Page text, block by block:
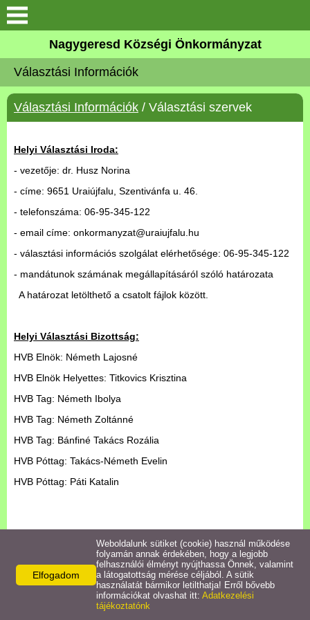
Keresés
Bemutatkozás
Elérhetőségek
Képek
Választási Információk
Hírek
Bursa Hungarica Pályázat
Népszokások
Letöltések
Nagygeresd Községi Önkormányzat
Választási Információk
Választási Információk / Választási szervek
Helyi Választási Iroda:
- vezetője: dr. Husz Norina
- címe: 9651 Uraiújfalu, Szentivánfa u. 46.
- telefonszáma: 06-95-345-122
- email címe: onkormanyzat@uraiujfalu.hu
- választási információs szolgálat elérhetősége: 06-95-345-122
- mandátunok számának megállapításáról szóló határozata
A határozat letölthető a csatolt fájlok között.
Helyi Választási Bizottság:
HVB Elnök: Németh Lajosné
HVB Elnök Helyettes: Titkovics Krisztina
HVB Tag: Németh Ibolya
HVB Tag: Németh Zoltánné
HVB Tag: Bánfiné Takács Rozália
HVB Póttag: Takács-Németh Evelin
HVB Póttag: Páti Katalin
Csatolt fájl(ok):
megvalaszthato-kepviselok-szamarol-szolo-hvi-vezeto-
hatarozatok.pdf[816,8KB]
Elfogadom
Weboldalunk sütiket (cookie) használ működése
folyamán annak érdekében, hogy a legjobb
felhasználói élményt nyújthassa Önnek, valamint
a látogatottság mérése céljából. A sütik
használatát bármikor letilthatja! Erről bővebb
információkat olvashat itt: Adatkezelési
tájékoztatónk